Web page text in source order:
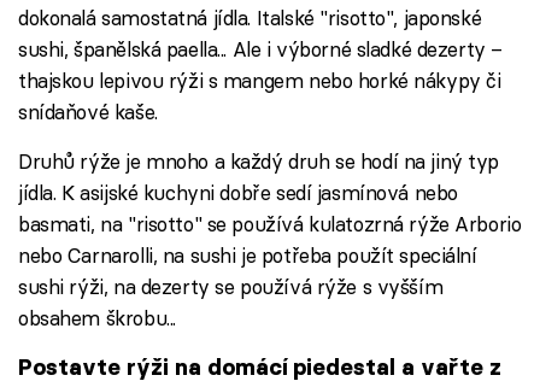
dokonalá samostatná jídla. Italské "risotto", japonské
sushi, španělská paella... Ale i výborné sladké dezerty –
thajskou lepivou rýži s mangem nebo horké nákypy či
snídaňové kaše.
Druhů rýže je mnoho a každý druh se hodí na jiný typ
jídla. K asijské kuchyni dobře sedí jasmínová nebo
basmati, na "risotto" se používá kulatozrná rýže Arborio
nebo Carnarolli, na sushi je potřeba použít speciální
sushi rýži, na dezerty se používá rýže s vyšším
obsahem škrobu...
Postavte rýži na domácí piedestal a vařte z